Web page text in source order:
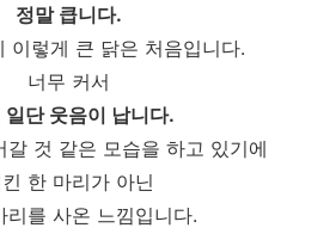
정말 큽니다.
이렇게 큰 닭은 처음입니다.
너무 커서
일단 웃음이 납니다.
갈 것 같은 모습을 하고 있기에
한 마리가 아닌
리를 사온 느낌입니다.